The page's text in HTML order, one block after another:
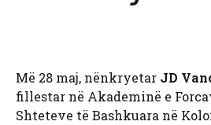
Më 28 maj, nënkryetar JD
fillestar në Akademinë e
Shteteve të Bashkuara në